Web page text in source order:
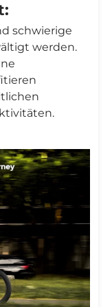
schwierige
werden.